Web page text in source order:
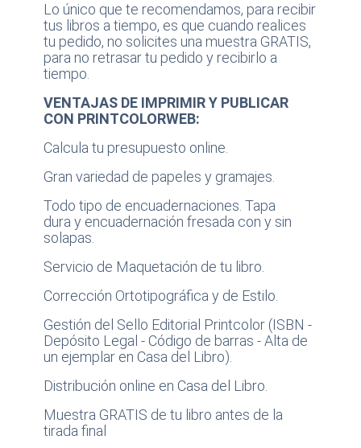
Lo único que te recomendamos, para recibir
tus libros a tiempo, es que cuando realices
tu pedido, no solicites una muestra GRATIS,
para no retrasar tu pedido y recibirlo a
tiempo.
VENTAJAS DE IMPRIMIR Y PUBLICAR
CON PRINTCOLORWEB:
Calcula tu presupuesto online.
Gran variedad de papeles y gramajes.
Todo tipo de encuadernaciones. Tapa
dura y encuadernación fresada con y sin
solapas.
Servicio de Maquetación de tu libro.
Corrección Ortotipográfica y de Estilo.
Gestión del Sello Editorial Printcolor (ISBN -
Depósito Legal - Código de barras - Alta de
un ejemplar en Casa del Libro).
Distribución online en Casa del Libro.
Muestra GRATIS de tu libro antes de la
tirada final